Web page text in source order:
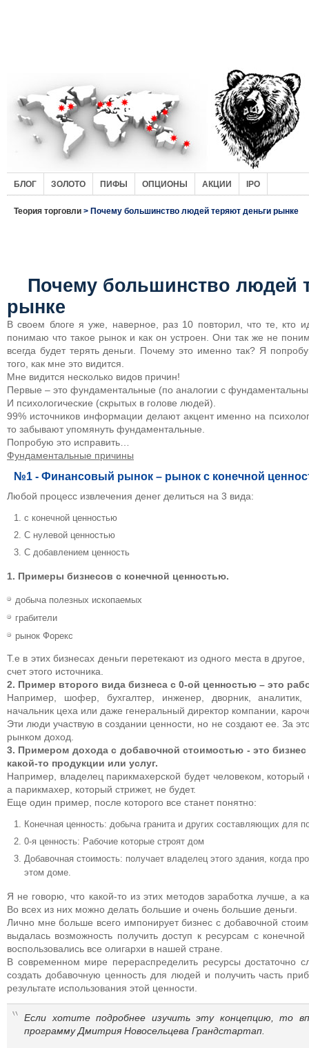
БЛОГ ЗОЛОТО ПИФЫ ОПЦИОНЫ АКЦИИ IPO
Теория торговли > Почему большинство людей теряют деньги рынке
Почему большинство людей
рынке
В своем блоге я уже, наверное, раз 10 повторил, что те, кто
понимаю что такое рынок и как он устроен. Они так же не
всегда будет терять деньги. Почему это именно так? Я
того, как мне это видится.
Мне видится несколько видов причин!
Первые – это фундаментальные (по аналогии с
И психологические (скрытых в голове людей).
99% источников информации делают акцент именно на
то забывают упомянуть фундаментальные.
Попробую это исправить…
Фундаментальные причины
№1 - Финансовый рынок – рынок с конечной
Любой процесс извлечения денег делиться на 3 вида:
с конечной ценностью
С нулевой ценностью
С добавлением ценность
1. Примеры бизнесов с конечной ценностью.
добыча полезных ископаемых
грабители
рынок Форекс
Т.е в этих бизнесах деньги перетекают из одного места в
счет этого источника.
2. Пример второго вида бизнеса с 0-ой ценностью – это
Например, шофер, бухгалтер, инженер, дворник, аналитик,
начальник цеха или даже генеральный директор компании,
Эти люди участвую в создании ценности, но не создают ее. За
рынком доход.
3. Примером дохода с добавочной стоимостью - это
какой-то продукции или услуг.
Например, владелец парикмахерской будет человеком, который
а парикмахер, который стрижет, не будет.
Еще один пример, после которого все станет понятно:
Конечная ценность: добыча гранита и других составляющих для
0-я ценность: Рабочие которые строят дом
Добавочная стоимость: получает владелец этого здания, когда
этом доме.
Я не говорю, что какой-то из этих методов заработка лучше, а
Во всех из них можно делать большие и очень большие деньги.
Лично мне больше всего импонирует бизнес с добавочной
выдалась возможность получить доступ к ресурсам с
воспользовались все олигархи в нашей стране.
В современном мире перераспределить ресурсы достаточно
создать добавочную ценность для людей и получить часть
результате использования этой ценности.
Если хотите подробнее изучить эту концепцию, то
программу Дмитрия Новосельцева Грандстартап.